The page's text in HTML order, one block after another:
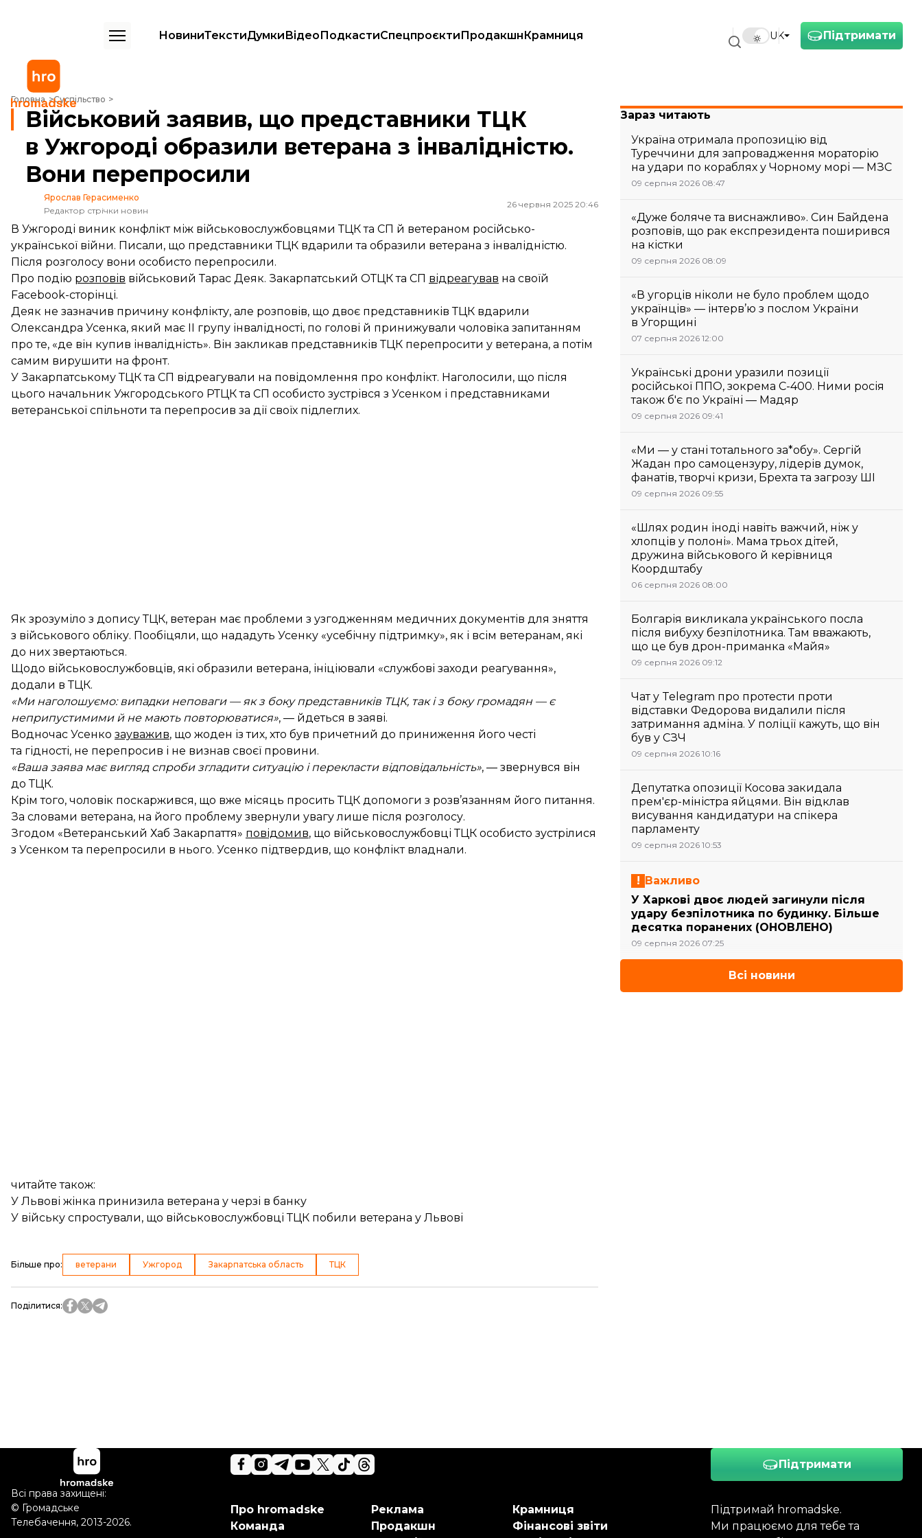
Підтримати
UK
НовиниТекстиДумкиВідеоПодкастиСпецпроєктиПродакшнКрамниця
Головна Суспільство
Військовий заявив, що представники ТЦК в Ужгороді образили ветерана з інвалідністю. Вони перепросили
Військовий заявив, що представники ТЦК
в Ужгороді образили ветерана з інвалідністю.
Вони перепросили
Ярослав Герасименко
Редактор стрічки новин
26 червня 2025 20:46
В Ужгороді виник конфлікт між військовослужбовцями ТЦК та СП й ветераном російсько-
української війни. Писали, що представники ТЦК вдарили та образили ветерана з інвалідністю.
Після розголосу вони особисто перепросили.
Про подію розповів військовий Тарас Деяк. Закарпатський ОТЦК та СП відреагував на своїй
Facebook-сторінці.
Деяк не зазначив причину конфлікту, але розповів, що двоє представників ТЦК вдарили
Олександра Усенка, який має II групу інвалідності, по голові й принижували чоловіка запитанням
про те, «де він купив інвалідність». Він закликав представників ТЦК перепросити у ветерана, а потім
самим вирушити на фронт.
У Закарпатському ТЦК та СП відреагували на повідомлення про конфлікт. Наголосили, що після
цього начальник Ужгородського РТЦК та СП особисто зустрівся з Усенком і представниками
ветеранської спільноти та перепросив за дії своїх підлеглих.
Як зрозуміло з допису ТЦК, ветеран має проблеми з узгодженням медичних документів для зняття
з військового обліку. Пообіцяли, що нададуть Усенку «усебічну підтримку», як і всім ветеранам, які
до них звертаються.
Щодо військовослужбовців, які образили ветерана, ініціювали «службові заходи реагування»,
додали в ТЦК.
«Ми наголошуємо: випадки неповаги — як з боку представників ТЦК, так і з боку громадян — є
неприпустимими й не мають повторюватися», — йдеться в заяві.
Водночас Усенко зауважив, що жоден із тих, хто був причетний до приниження його честі
та гідності, не перепросив і не визнав своєї провини.
«Ваша заява має вигляд спроби згладити ситуацію і перекласти відповідальність», — звернувся він
до ТЦК.
Крім того, чоловік поскаржився, що вже місяць просить ТЦК допомоги з розв’язанням його питання.
За словами ветерана, на його проблему звернули увагу лише після розголосу.
Згодом «Ветеранський Хаб Закарпаття» повідомив, що військовослужбовці ТЦК особисто зустрілися
з Усенком та перепросили в нього. Усенко підтвердив, що конфлікт владнали.
читайте також:
У Львові жінка принизила ветерана у черзі в банку
У війську спростували, що військовослужбовці ТЦК побили ветерана у Львові
Більше про: ветерани Ужгород Закарпатська область ТЦК
Поділитися:
Зараз читають
Україна отримала пропозицію від
Туреччини для запровадження мораторію
на удари по кораблях у Чорному морі — МЗС
09 серпня 2026 08:47
«Дуже боляче та виснажливо». Син Байдена
розповів, що рак експрезидента поширився
на кістки
09 серпня 2026 08:09
«В угорців ніколи не було проблем щодо
українців» — інтерв’ю з послом України
в Угорщині
07 серпня 2026 12:00
Українські дрони уразили позиції
російської ППО, зокрема С-400. Ними росія
також б'є по Україні — Мадяр
09 серпня 2026 09:41
«Ми — у стані тотального за*обу». Сергій
Жадан про самоцензуру, лідерів думок,
фанатів, творчі кризи, Брехта та загрозу ШІ
09 серпня 2026 09:55
«Шлях родин іноді навіть важчий, ніж у
хлопців у полоні». Мама трьох дітей,
дружина військового й керівниця
Коордштабу
06 серпня 2026 08:00
Болгарія викликала українського посла
після вибуху безпілотника. Там вважають,
що це був дрон-приманка «Майя»
09 серпня 2026 09:12
Чат у Telegram про протести проти
відставки Федорова видалили після
затримання адміна. У поліції кажуть, що він
був у СЗЧ
09 серпня 2026 10:16
Депутатка опозиції Косова закидала
прем'єр-міністра яйцями. Він відклав
висування кандидатури на спікера
парламенту
09 серпня 2026 10:53
Важливо
У Харкові двоє людей загинули після
удару безпілотника по будинку. Більше
десятка поранених (ОНОВЛЕНО)
09 серпня 2026 07:25
Всі новини
Підтримати
Підтримай hromadske.
Ми працюємо для тебе та
Про hromadske
Команда
Реклама
Продакшн
Крамниця
Фінансові звіти
Всі права захищені:
© Громадське
Телебачення, 2013-2026.